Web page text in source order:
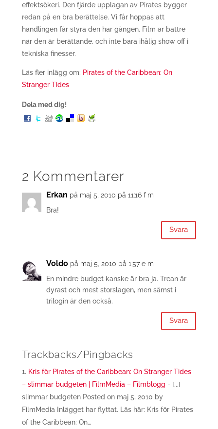
effektsökeri. Den fjärde upplagan av Pirates bygger
redan på en bra berättelse. Vi får hoppas att
handlingen får styra den här gången. Film är bättre
när den är berättande, och inte bara ihålig show off i
tekniska finesser.
Läs fler inlägg om: Pirates of the Caribbean: On
Stranger Tides
Dela med dig!
2 Kommentarer
Erkan på maj 5, 2010 på 11:16 f m
Bra!
Svara
Voldo på maj 5, 2010 på 1:57 e m
En mindre budget kanske är bra ja. Trean är
dyrast och mest storslagen, men sämst i
trilogin är den också.
Svara
Trackbacks/Pingbacks
Kris för Pirates of the Caribbean: On Stranger Tides
– slimmar budgeten | FilmMedia – Filmblogg - [...]
slimmar budgeten Posted on maj 5, 2010 by
FilmMedia Inlägget har flyttat. Läs här: Kris för Pirates
of the Caribbean: On…